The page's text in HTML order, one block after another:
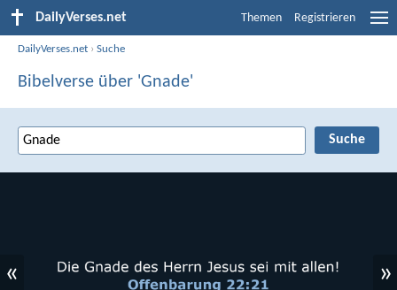
DailyVerses.net Themen Registrieren
DailyVerses.net ›Suche
Bibelverse über 'Gnade'
« »